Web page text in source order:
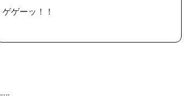
ゲゲーッ！！